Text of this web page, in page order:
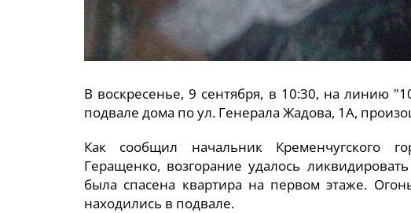
В воскресенье, 9 сентября, в 10:30, на линию
подвале дома по ул. Генерала Жадова, 1А,
Как сообщил начальник Кременчугского
Геращенко, возгорание удалось
была спасена квартира на первом этаже.
находились в подвале.